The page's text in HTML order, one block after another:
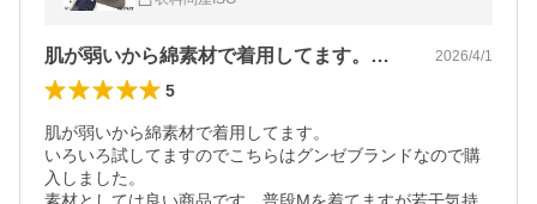
ルームウェア オフィス
肌が弱いから綿素材で着用してます。いろ… 2026/4/1
5
肌が弱いから綿素材で着用してます。
いろいろ試してますのでこちらはグンゼブランドなので購
入しました。